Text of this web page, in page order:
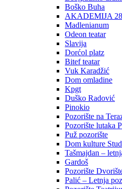
Boško Buha
AKADEMIJA 28
Madlenianum
Odeon teatar
Slavija
Dorćol platz
Bitef teatar
Vuk Karadžić
Dom omladine
Kpgt
Duško Radović
Pinokio
Pozorište na
Pozorište lutaka
Puž pozorište
Dom kulture
Tašmajdan –
Gardoš
Pozorište
Palić – Letnja